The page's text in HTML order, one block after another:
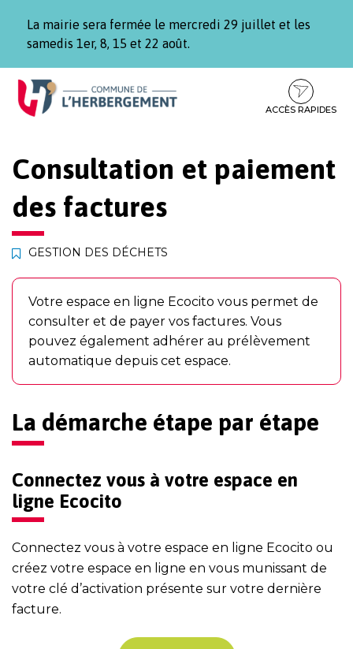
La mairie sera fermée le mercredi 29 juillet et les
samedis 1er, 8, 15 et 22 août.
Aller
Aller
contenu
Aller
pied
ACCÈS RAPIDES
Consultation et paiement
des factures
GESTION DES DÉCHETS
Votre espace en ligne Ecocito vous permet de
consulter et de payer vos factures. Vous
pouvez également adhérer au prélèvement
automatique depuis cet espace.
La démarche étape par étape
Connectez vous à votre espace en
ligne Ecocito
Connectez vous à votre espace en ligne Ecocito ou
créez votre espace en ligne en vous munissant de
votre clé d’activation présente sur votre dernière
facture.